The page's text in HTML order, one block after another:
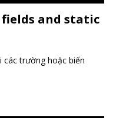
fields and static
các trường hoặc biến